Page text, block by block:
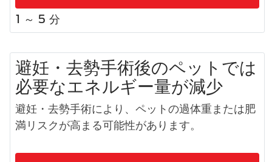
1 ～ 5 分
避妊・去勢手術後のペットでは
必要なエネルギー量が減少
避妊・去勢手術により、ペットの過体重または肥
満リスクが高まる可能性があります。